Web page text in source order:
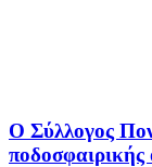
Ο Σύλλογος
ποδοσφαιρικής